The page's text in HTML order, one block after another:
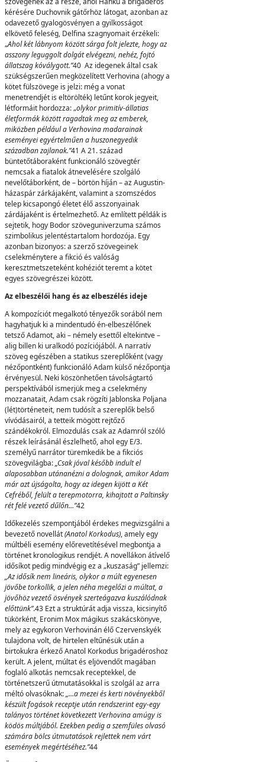
kérésére Duchovnik gátőrhöz látogat, azonban az
odavezető gyalogösvényen a gyilkosságot
elkövető feleség, Delfina szagnyomait érzékeli:
„Aholkét lábnyom között sárga folt jelezte, hogy az
asszony leguggolt dolgát elvégezni, nehéz, fojtó
állatszag kóválygott.”40 Az idegenek által csak
szükségszerűen megközelített Verhovina (ahogy a
kötet fülszövege is jelzi: még a vonat
menetrendjét is eltörölték) letűnt korok jegyeit,
létformáit hordozza: „olykor primitív-állatias
életformák között ragadtak meg az emberek,
miközben például a Verhovina madarainak
eseményei egyértelműen a huszonegyedik
században zajlanak.”41 A 21. század
büntetőtáboraként funkcionáló szövegtér
nemcsak a fiatalok átnevelésére szolgáló
nevelőtáborként, de – börtön híján – az Augustin-
házaspár zárkájaként, valamint a szomszédos
telep kicsapongó életet élő asszonyainak
zárdájaként is értelmezhető. Az említett példák is
sejtetik, hogy Bodor szöveguniverzuma számos
szimbolikus jelentéstartalom hordozója. Egy
azonban bizonyos: a szerző szövegeinek
cselekménytere a fikció és valóság
keresztmetszeteként kohéziót teremt a kötet
egyes szövegrészei között.
Az elbeszélői hang és az elbeszélés ideje
A kompozíciót megalkotó tényezők sorából nem
hagyhatjuk ki a mindentudó én-elbeszélőnek
tetsző Adamot, aki – némely esettől eltekintve –
alig billen ki uralkodó pozíciójából. A narratív
szöveg egészében a statikus szereplőként (vagy
nézőpontként) funkcionáló Adam külső nézőpontja
érvényesül. Neki köszönhetően távolságtartó
perspektívából ismerjük meg a cselekmény
mozzanatait, Adam csak rögzíti Jablonska Poljana
(lét)történeteit, nem tudósít a szereplők belső
vívódásairól, a tetteik mögött rejtőző
szándékokról. Elmozdulás csak az Adamról szóló
részek leírásánál észlelhető, ahol egy E/3.
személyű narrátor türemkedik be a fikciós
szövegvilágba:„Csak jóval később indult el
alaposabban utánanézni a dolognak, amikor Adam
már azt újságolta, hogy az idegen kijött a Két
Cefréből, felült a terepmotorra, kihajtott a Paltinsky
rét felé vezető dűlőn…”42
Időkezelés szempontjából érdekes megvizsgálni a
bevezető novellát(Anatol Korkodus), amely egy
múltbéli esemény előrevetítésével megbontja a
történet kronologikus rendjét. A novellákon átívelő
idősíkot pedig mindvégig ez a „kuszaság” jellemzi:
„Az idősík nem lineáris, olykor a múlt egyenesen
jövőbe torkollik, a jelen néha megelőzi a múltat, a
jövőhöz vezető ösvények szerteágazva kuszálódnak
előttünk”.43 Ezt a struktúrát adja vissza, kicsinyítő
tükörként, Eronim Mox mágikus szakácskönyve,
mely az egykoron Verhovinán élő Czervenskyék
tulajdona volt, de hirtelen eltűnésük után a
birtokukra érkező Anatol Korkodus brigadéroshoz
került. A jelent, múltat és eljövendőt magában
foglaló alkotás nemcsak receptekkel, de
történetszerű útmutatásokkal is szolgál az arra
méltó olvasóknak:„…a mezei és kerti növényekből
készült fogások receptje után rendszerint egy-egy
talányos történet következett Verhovina amúgy is
ködös múltjából. Ezekben pedig a szemfüles olvasó
számára bölcs útmutatások rejlettek nem várt
események megértéséhez.”44